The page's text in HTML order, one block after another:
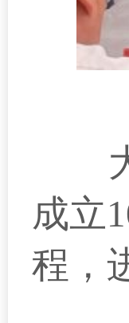
大
成立
程，